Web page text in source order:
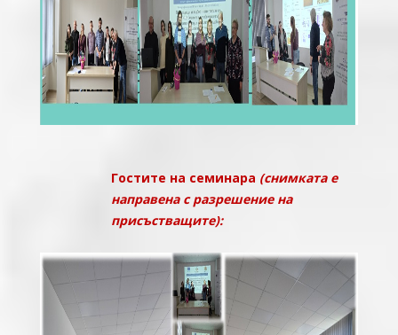
Гостите на семинара (снимката е
направена с разрешение на
присъстващите):